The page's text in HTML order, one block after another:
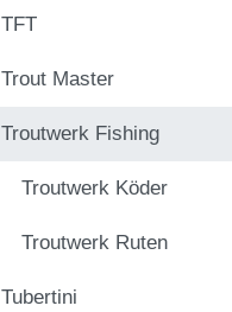
TFT
Trout Master
Troutwerk Fishing
Troutwerk Köder
Troutwerk Ruten
Tubertini